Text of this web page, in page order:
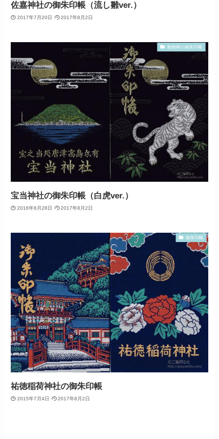
佐嘉神社の御朱印帳（流し雛ver.）
2017年7月20日 2017年8月2日
動物柄の御朱印帳
宝当神社の御朱印帳（白虎ver.）
2016年6月28日 2017年8月2日
御朱印帳
祐徳稲荷神社の御朱印帳
2015年7月4日 2017年8月2日